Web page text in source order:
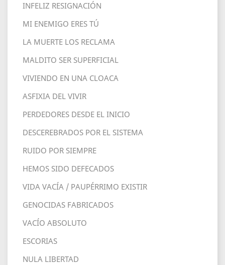
INFELIZ RESIGNACIÓN
MI ENEMIGO ERES TÚ
LA MUERTE LOS RECLAMA
MALDITO SER SUPERFICIAL
VIVIENDO EN UNA CLOACA
ASFIXIA DEL VIVIR
PERDEDORES DESDE EL INICIO
DESCEREBRADOS POR EL SISTEMA
RUIDO POR SIEMPRE
HEMOS SIDO DEFECADOS
VIDA VACÍA / PAUPÉRRIMO EXISTIR
GENOCIDAS FABRICADOS
VACÍO ABSOLUTO
ESCORIAS
NULA LIBERTAD